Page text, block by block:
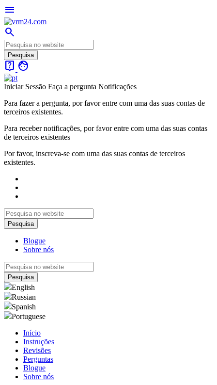
menu
search
live_help face
Iniciar Sessão Faça a pergunta Notificações
Para fazer a pergunta, por favor entre com uma das suas contas de
terceiros existentes.
Para receber notificações, por favor entre com uma das suas contas
de terceiros existentes
Por favor, inscreva-se com uma das suas contas de terceiros
existentes.
Blogue
Sobre nós
English
Russian
Spanish
Portuguese
Início
Instruções
Revisões
Perguntas
Blogue
Sobre nós